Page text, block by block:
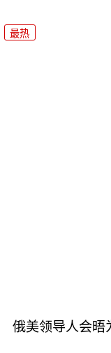
最热
俄美领导人会晤